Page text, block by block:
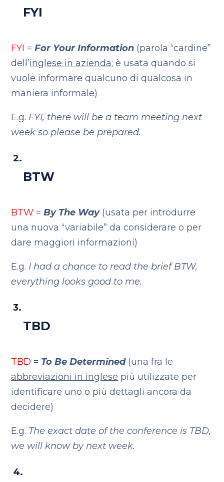
FYI
FYI =For Your Information (parola “cardine”
dell’inglese in azienda; è usata quando si
vuole informare qualcuno di qualcosa in
maniera informale)
E.g. FYI, there will be a team meeting next
week so please be prepared.
BTW
BTW =By The Way(usata per introdurre
una nuova “variabile” da considerare o per
dare maggiori informazioni)
E.g. I had a chance to read the brief BTW,
everything looks good to me.
TBD
TBD = To Be Determined(una fra le
abbreviazioni in inglese più utilizzate per
identificare uno o più dettagli ancora da
decidere)
E.g. The exact date of the conference is TBD,
we will know by next week.